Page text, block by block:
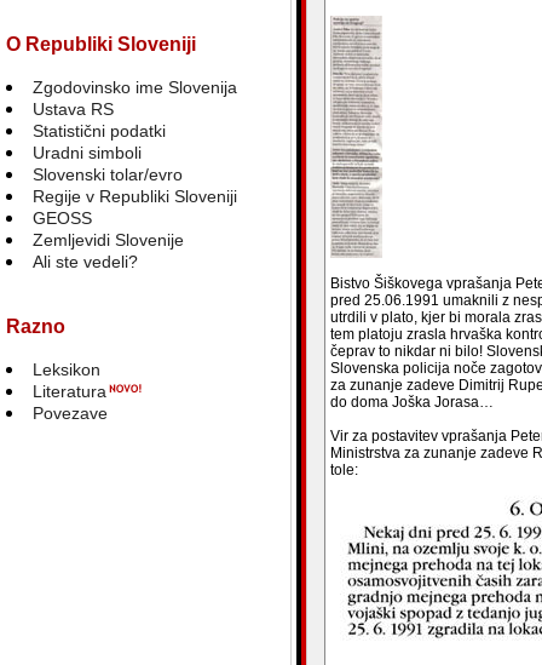
O Republiki Sloveniji
Zgodovinsko ime Slovenija
Ustava RS
Statistični podatki
Uradni simboli
Slovenski tolar/evro
Regije v Republiki Sloveniji
GEOSS
Zemljevidi Slovenije
Ali ste vedeli?
Razno
Leksikon
Literatura
Povezave
Bistvo Šiškovega vprašanja
pred 25.06.1991 umaknili z
utrdili v plato, kjer bi morala
tem platoju zrasla hrvaška
čeprav to nikdar ni bilo!
Slovenska policija noče
za zunanje zadeve Dimitrij
do doma Joška Jorasa…
Vir za postavitev vprašanja
Ministrstva za zunanje zadeve
tole: